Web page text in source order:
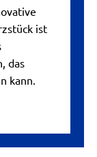
ist
das
kann.